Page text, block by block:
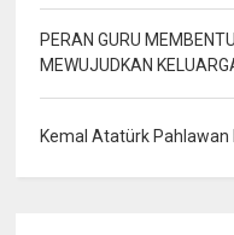
PERAN GURU
MEWUJUDKAN
Kemal Atatürk Pahlawan